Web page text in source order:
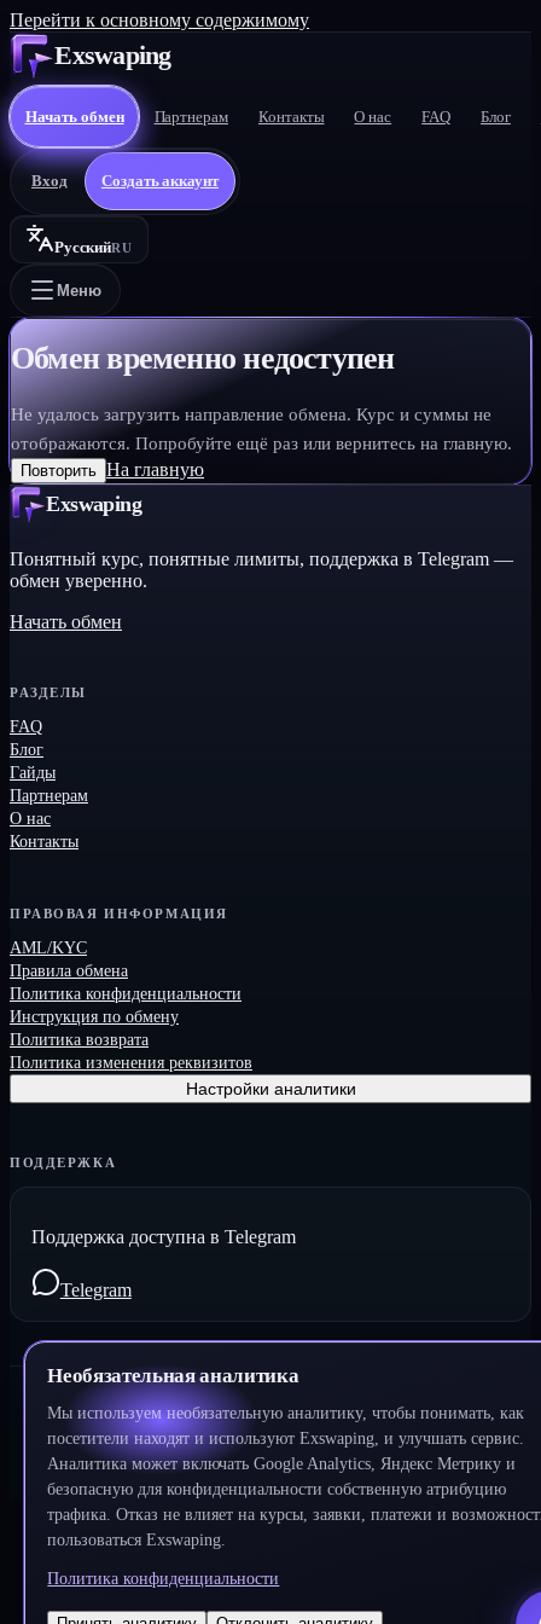
Перейти к основному содержимому
Необязательная аналитика
Мы используем необязательную аналитику, чтобы понимать, как
посетители находят и используют Exswaping, и улучшать сервис.
Аналитика может включать Google Analytics, Яндекс Метрику и
безопасную для конфиденциальности собственную атрибуцию
трафика. Отказ не влияет на курсы, заявки, платежи и
пользоваться Exswaping.
Политика конфиденциальности
Exswaping
Начать обмен Партнерам Контакты О нас FAQ Блог
Вход Создать аккаунт
РусскийRU
Меню
Обмен временно недоступен
Не удалось загрузить направление обмена. Курс и суммы не
отображаются. Попробуйте ещё раз или вернитесь на главную.
Повторить На главную
Exswaping
Понятный курс, понятные лимиты, поддержка в Telegram —
обмен уверенно.
Начать обмен
РАЗДЕЛЫ
FAQ
Блог
Гайды
Партнерам
О нас
Контакты
ПРАВОВАЯ ИНФОРМАЦИЯ
AML/KYC
Правила обмена
Политика конфиденциальности
Инструкция по обмену
Политика возврата
Политика изменения реквизитов
Настройки аналитики
ПОДДЕРЖКА
Поддержка доступна в Telegram
Telegram
©2026Exswaping.Все права защищены
Разработано DeWeb